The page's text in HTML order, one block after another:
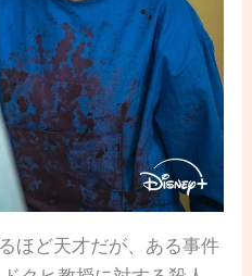
ほど天才だが、ある事件